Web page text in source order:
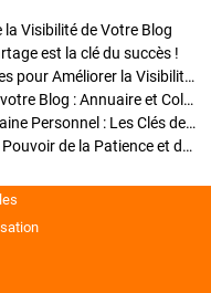
Visibilité de Votre Blog
est la clé du succès !
Optimisation SEO des Articles : Stratégies pour Améliorer la Visibilité de Votre Blog
Stratégies pour améliorer la visibilité de votre Blog : Annuaire et Collaborations
Pourquoi Investir dans un Nom de Domaine Personnel : Les Clés de la Réussite de Votre Blog
Comment Faire Émerger Votre Blog : Le Pouvoir de la Patience et de la Persévérance